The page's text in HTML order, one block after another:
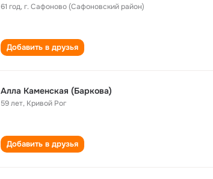
61 год,г. Сафоново (Сафоновский район)
Добавить в друзья
Алла Каменская (Баркова)
59 лет, Кривой Рог
Добавить в друзья